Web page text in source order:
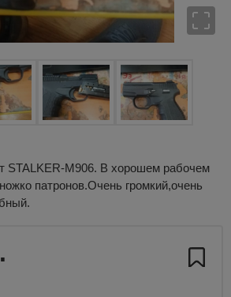
STALKER-M906. В хорошем рабочем
патронов.Очень громкий,очень